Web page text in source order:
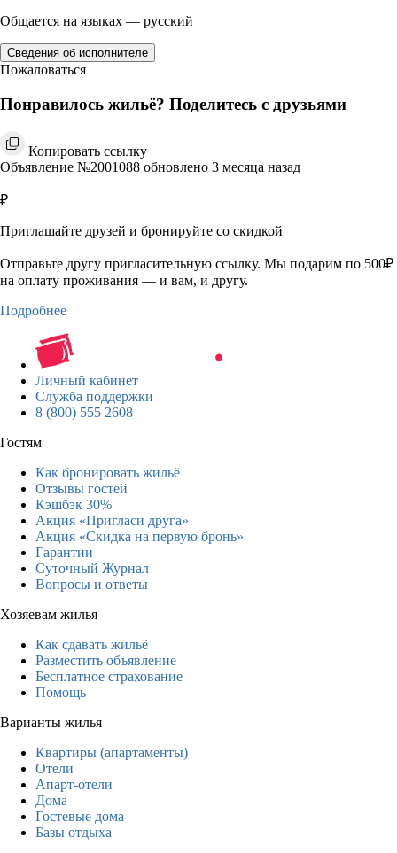
Общается на языках — русский
Сведения об исполнителе
Пожаловаться
Понравилось жильё? Поделитесь с друзьями
Копировать ссылку
Объявление №2001088 обновлено 3 месяца назад
₽
Приглашайте друзей и бронируйте со скидкой
Отправьте другу пригласительную ссылку. Мы подарим по 500₽
на оплату проживания — и вам, и другу.
Подробнее
Личный кабинет
Служба поддержки
8 (800) 555 2608
Гостям
Как бронировать жильё
Отзывы гостей
Кэшбэк 30%
Акция «Пригласи друга»
Акция «Скидка на первую бронь»
Гарантии
Суточный Журнал
Вопросы и ответы
Хозяевам жилья
Как сдавать жильё
Разместить объявление
Бесплатное страхование
Помощь
Варианты жилья
Квартиры (апартаменты)
Отели
Апарт-отели
Дома
Гостевые дома
Базы отдыха